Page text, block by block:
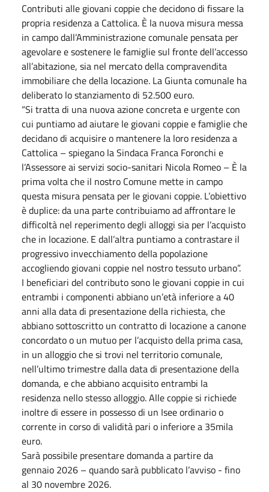
Contributi alle giovani coppie che decidono di fissare la
propria residenza a Cattolica. È la nuova misura messa
in campo dall’Amministrazione comunale pensata per
agevolare e sostenere le famiglie sul fronte dell’accesso
all’abitazione, sia nel mercato della compravendita
immobiliare che della locazione. La Giunta comunale ha
deliberato lo stanziamento di 52.500 euro.
“Si tratta di una nuova azione concreta e urgente con
cui puntiamo ad aiutare le giovani coppie e famiglie che
decidano di acquisire o mantenere la loro residenza a
Cattolica – spiegano la Sindaca Franca Foronchi e
l’Assessore ai servizi socio-sanitari Nicola Romeo – È la
prima volta che il nostro Comune mette in campo
questa misura pensata per le giovani coppie. L’obiettivo
è duplice: da una parte contribuiamo ad affrontare le
difficoltà nel reperimento degli alloggi sia per l’acquisto
che in locazione. E dall’altra puntiamo a contrastare il
progressivo invecchiamento della popolazione
accogliendo giovani coppie nel nostro tessuto urbano”.
I beneficiari del contributo sono le giovani coppie in cui
entrambi i componenti abbiano un’età inferiore a 40
anni alla data di presentazione della richiesta, che
abbiano sottoscritto un contratto di locazione a canone
concordato o un mutuo per l’acquisto della prima casa,
in un alloggio che si trovi nel territorio comunale,
nell’ultimo trimestre dalla data di presentazione della
domanda, e che abbiano acquisito entrambi la
residenza nello stesso alloggio. Alle coppie si richiede
inoltre di essere in possesso di un Isee ordinario o
corrente in corso di validità pari o inferiore a 35mila
euro.
Sarà possibile presentare domanda a partire da
gennaio 2026 – quando sarà pubblicato l’avviso - fino
al 30 novembre 2026.